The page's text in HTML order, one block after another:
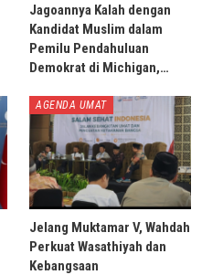
Jagoannya Kalah dengan
Kandidat Muslim dalam
Pemilu Pendahuluan
Demokrat di Michigan,…
AGENDA UMAT
Jelang Muktamar V, Wahdah
Perkuat Wasathiyah dan
Kebangsaan